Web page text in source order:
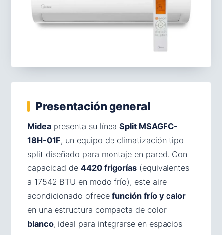
Presentación general
Midea presenta su línea Split MSAGFC-
18H-01F, un equipo de climatización tipo
split diseñado para montaje en pared. Con
capacidad de 4420 frigorías (equivalentes
a 17542 BTU en modo frío), este aire
acondicionado ofrece función frío y calor
en una estructura compacta de color
blanco, ideal para integrarse en espacios